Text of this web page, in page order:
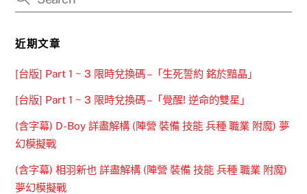
近期文章
[台版] Part 1 ~ 3 限時兌換碼 –「生死誓約 銘於黯晶」
[台版] Part 1 ~ 3 限時兌換碼 –「覺醒! 逆命的雙星」
(含字幕) D-Boy 詳盡解構 (陣營 裝備 技能 兵種 職業 附魔) 夢
幻模擬戰
(含字幕) 相羽新也 詳盡解構 (陣營 裝備 技能 兵種 職業 附魔)
夢幻模擬戰